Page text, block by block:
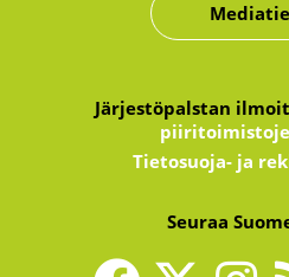
Järjestöpalstan
Tietosuoja- ja
Seuraa